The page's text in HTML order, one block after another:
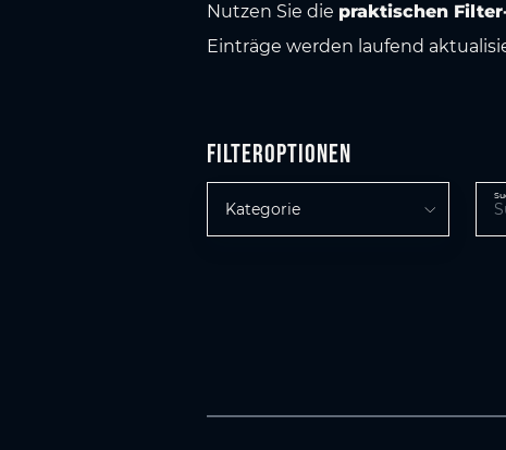
Nutzen Sie die praktischen
Einträge werden laufend
Filteroptionen
Kategorie